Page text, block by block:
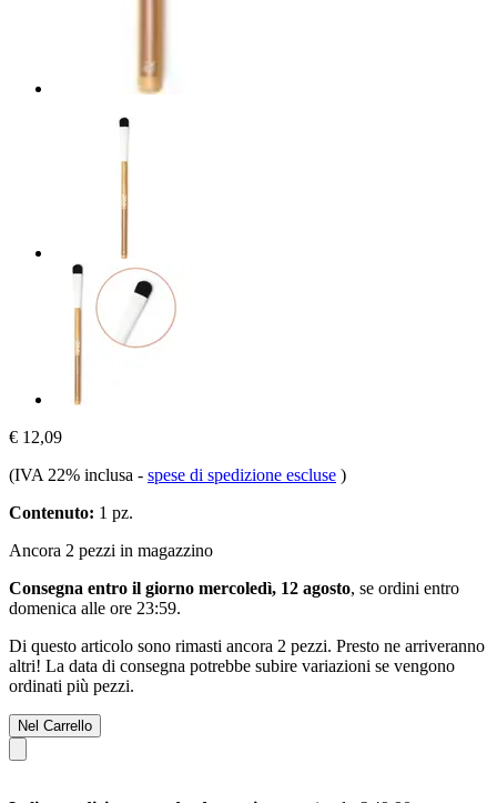
€ 12,09
(IVA 22% inclusa - spese di spedizione escluse )
Contenuto: 1 pz.
Ancora 2 pezzi in magazzino
Consegna entro il giorno mercoledì, 12 agosto, se ordini entro
domenica alle ore 23:59.
Di questo articolo sono rimasti ancora 2 pezzi. Presto ne arriveranno
altri! La data di consegna potrebbe subire variazioni se vengono
ordinati più pezzi.
Nel Carrello